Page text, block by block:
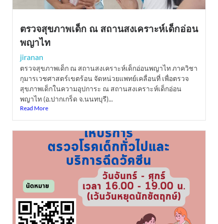
ตรวจสุขภาพเด็ก ณ สถานสงเคราะห์เด็กอ่อน
พญาไท
jiranan
ตรวจสุขภาพเด็ก ณ สถานสงเคราะห์เด็กอ่อนพญาไท ภาควิชา
กุมารเวชศาสตร์เขตร้อน จัดหน่วยแพทย์เคลื่อนที่ เพื่อตรวจ
สุขภาพเด็กในความอุปการะ ณ สถานสงเคราะห์เด็กอ่อน
พญาไท (อ.ปากเกร็ด จ.นนทบุรี)...
Read More